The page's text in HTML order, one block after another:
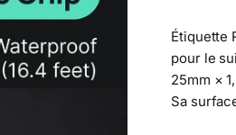
Étiquette
pour le
25mm ×
Sa